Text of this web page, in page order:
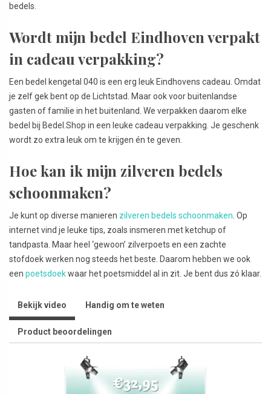
bedels.
Wordt mijn bedel Eindhoven verpakt
in cadeau verpakking?
Een bedel kengetal 040 is een erg leuk Eindhovens cadeau. Omdat
je zelf gek bent op de Lichtstad. Maar ook voor buitenlandse
gasten of familie in het buitenland. We verpakken daarom elke
bedel bij Bedel.Shop in een leuke cadeau verpakking. Je geschenk
wordt zo extra leuk om te krijgen én te geven.
Hoe kan ik mijn zilveren bedels
schoonmaken?
Je kunt op diverse manieren zilveren bedels schoonmaken . Op
internet vind je leuke tips, zoals insmeren met ketchup of
tandpasta. Maar heel ‘gewoon’ zilverpoets en een zachte
stofdoek werken nog steeds het beste. Daarom hebben we ook
een poetsdoekwaar het poetsmiddel al in zit. Je bent dus zó klaar.
Bekijk video Handig om te weten
Product beoordelingen